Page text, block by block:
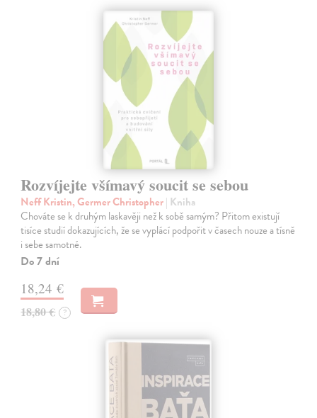
Rozvíjejte všímavý soucit se sebou
Neff Kristin, Germer Christopher| Kniha
Chováte se k druhým laskavěji než k sobě samým? Přitom existují
tisíce studií dokazujících, že se vyplácí podpořit v časech nouze a tísně
i sebe samotné.
Do 7 dní
18,24 €
18,80 € ?